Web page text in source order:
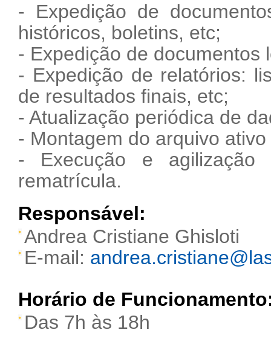
- Expedição de
históricos, boletins, etc;
- Expedição de documentos
- Expedição de relatórios:
de resultados finais, etc;
- Atualização periódica de
- Montagem do arquivo
- Execução e agilização
rematrícula.
Responsável:
Andrea Cristiane Ghisloti
E-mail:
Horário de
Das 7h às 18h